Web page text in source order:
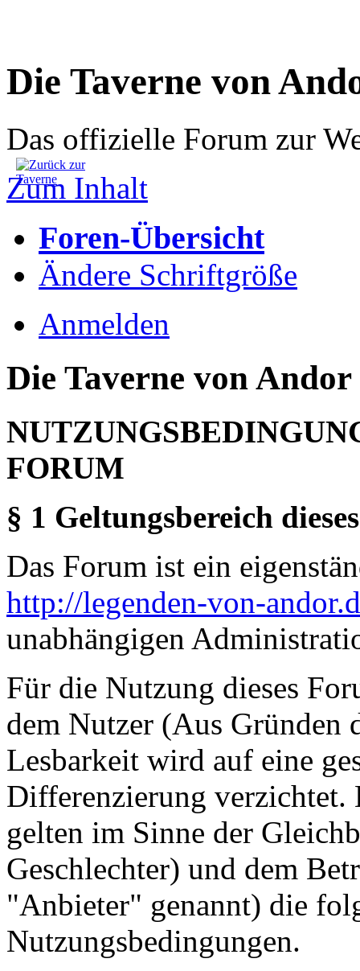
Die Taverne von
Das offizielle Forum zur
Zum Inhalt
Foren-Übersicht
Ändere Schriftgröße
Anmelden
Die Taverne von
FORUM
§ 1 Geltungsbereich
Das Forum ist ein
http://legenden-von-
unabhängigen
Für die Nutzung dieses
dem Nutzer (Aus Gründen
Lesbarkeit wird auf eine
Differenzierung verzichtet.
gelten im Sinne der
Geschlechter) und dem
"Anbieter" genannt) die
Nutzungsbedingungen.